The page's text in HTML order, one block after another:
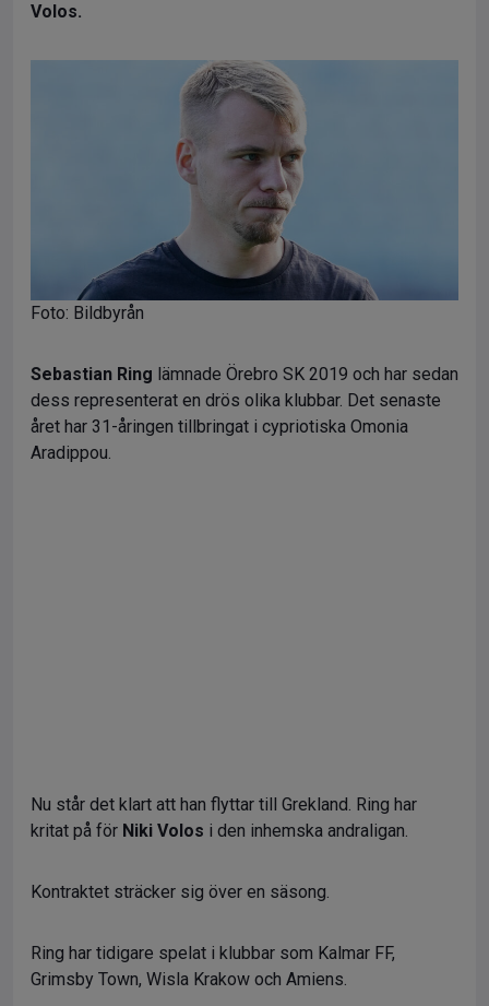
Volos.
Foto: Bildbyrån
Sebastian Ring lämnade Örebro SK 2019 och har sedan
dess representerat en drös olika klubbar. Det senaste
året har 31-åringen tillbringat i cypriotiska Omonia
Aradippou.
Nu står det klart att han flyttar till Grekland. Ring har
kritat på för Niki Volos i den inhemska andraligan.
Kontraktet sträcker sig över en säsong.
Ring har tidigare spelat i klubbar som Kalmar FF,
Grimsby Town, Wisla Krakow och Amiens.